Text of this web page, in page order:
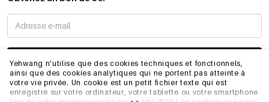
Yehwang n'utilise que des cookies techniques et fonctionnels,
ainsi que des cookies analytiques qui ne portent pas atteinte à
votre vie privée. Un cookie est un petit fichier texte qui est
enregistré sur votre ordinateur, votre tablette ou votre smartphone
JE M’INSCRIS